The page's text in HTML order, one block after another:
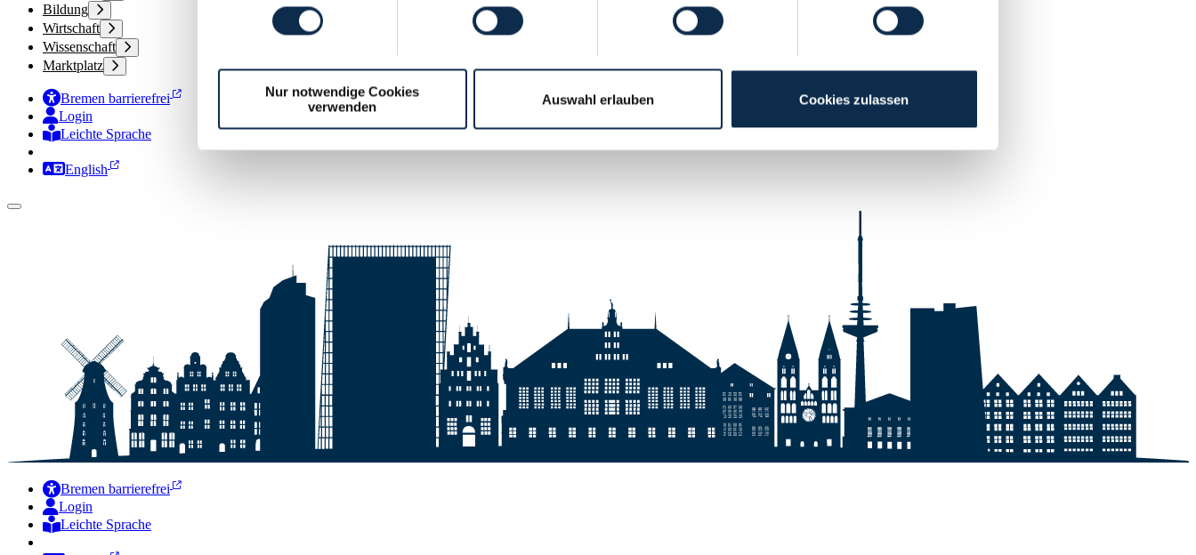
Nur notwendige Cookies
verwenden
Auswahl erlauben Cookies zulassen
Bildung
Wirtschaft
Wissenschaft
Marktplatz
Bremen barrierefrei
Login
Leichte Sprache
Zur Deutschen Gebärdensprache
English
Bremen barrierefrei
Login
Leichte Sprache